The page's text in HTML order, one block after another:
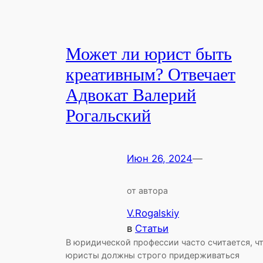
Может ли юрист быть
креативным? Отвечает
Адвокат Валерий
Рогальский
Июн 26, 2024—
от автора
V.Rogalskiy
в Статьи
В юридической профессии часто считается,
юристы должны строго придерживаться